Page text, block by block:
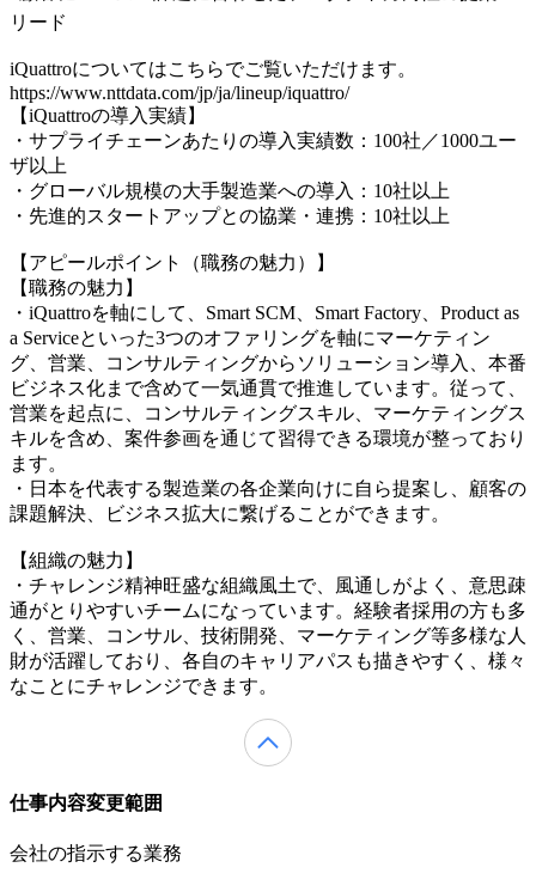
リード
iQuattroについてはこちらでご覧いただけます。
https://www.nttdata.com/jp/ja/lineup/iquattro/
【iQuattroの導入実績】
・サプライチェーンあたりの導入実績数：100社／1000ユー
ザ以上
・グローバル規模の大手製造業への導入：10社以上
・先進的スタートアップとの協業・連携：10社以上
【アピールポイント（職務の魅力）】
【職務の魅力】
・iQuattroを軸にして、Smart SCM、Smart Factory、Product as
a Serviceといった3つのオファリングを軸にマーケティン
グ、営業、コンサルティングからソリューション導入、本番
ビジネス化まで含めて一気通貫で推進しています。従って、
営業を起点に、コンサルティングスキル、マーケティングス
キルを含め、案件参画を通じて習得できる環境が整っており
ます。
・日本を代表する製造業の各企業向けに自ら提案し、顧客の
課題解決、ビジネス拡大に繋げることができます。
【組織の魅力】
・チャレンジ精神旺盛な組織風土で、風通しがよく、意思疎
通がとりやすいチームになっています。経験者採用の方も多
く、営業、コンサル、技術開発、マーケティング等多様な人
財が活躍しており、各自のキャリアパスも描きやすく、様々
なことにチャレンジできます。
仕事内容変更範囲
会社の指示する業務